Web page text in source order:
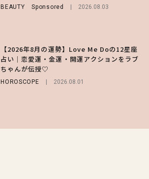
BEAUTY Sponsored 2026.08.03
【2026年8月の運勢】Love Me Doの12星座
占い｜恋愛運・金運・開運アクションをラブ
ちゃんが伝授♡
HOROSCOPE 2026.08.01
FASHION Sponsored 2026.07.10
【ALD1】グループの魅力＆素顔に迫る♡ 一
問一答をお届け！【sweet web独占】
Sponsored
【GU】夏の“主役級”アイテム決定！ヘルシ
ー＆可愛すぎる「大人の肌見せ」トップス3
選
FASHION 2026.07.19